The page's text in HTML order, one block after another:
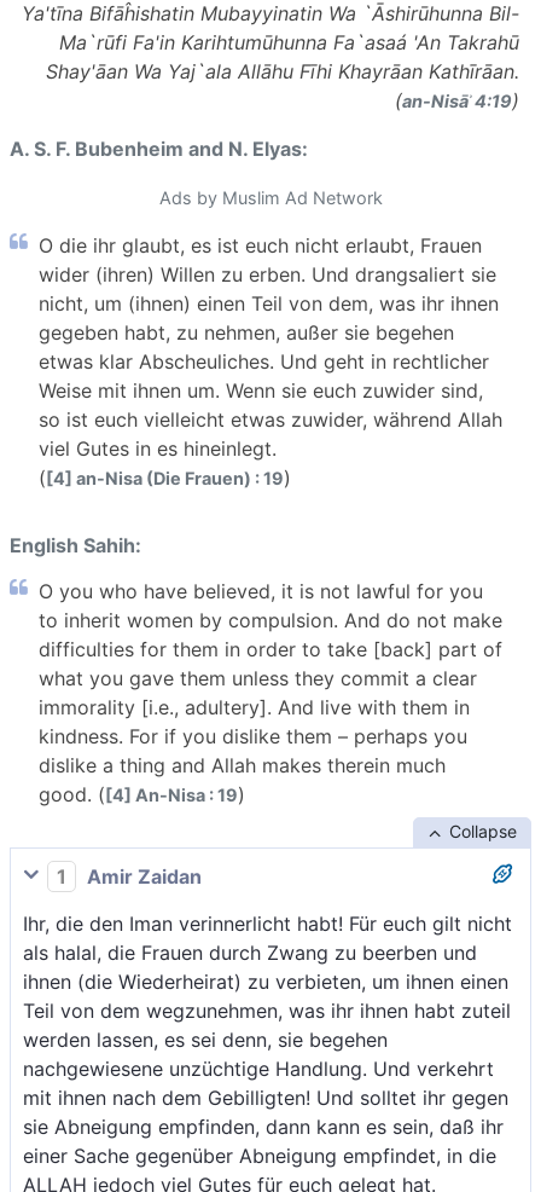
Ya'tīna Bifāĥishatin Mubayyinatin Wa `Āshirūhunna Bil-
Ma`rūfi Fa'in Karihtumūhunna Fa`asaá 'An Takrahū
Shay'āan Wa Yaj`ala Allāhu Fīhi Khayrāan Kathīrāan.
(an-Nisāʾ 4:19)
A. S. F. Bubenheim and N. Elyas:
Ads by Muslim Ad Network
O die ihr glaubt, es ist euch nicht erlaubt, Frauen
wider (ihren) Willen zu erben. Und drangsaliert sie
nicht, um (ihnen) einen Teil von dem, was ihr ihnen
gegeben habt, zu nehmen, außer sie begehen
etwas klar Abscheuliches. Und geht in rechtlicher
Weise mit ihnen um. Wenn sie euch zuwider sind,
so ist euch vielleicht etwas zuwider, während Allah
viel Gutes in es hineinlegt.
([4] an-Nisa (Die Frauen) : 19)
English Sahih:
O you who have believed, it is not lawful for you
to inherit women by compulsion. And do not make
difficulties for them in order to take [back] part of
what you gave them unless they commit a clear
immorality [i.e., adultery]. And live with them in
kindness. For if you dislike them – perhaps you
dislike a thing and Allah makes therein much
good. ([4] An-Nisa : 19)
Collapse
1
Amir Zaidan
Ihr, die den Iman verinnerlicht habt! Für euch gilt nicht
als halal, die Frauen durch Zwang zu beerben und
ihnen (die Wiederheirat) zu verbieten, um ihnen einen
Teil von dem wegzunehmen, was ihr ihnen habt zuteil
werden lassen, es sei denn, sie begehen
nachgewiesene unzüchtige Handlung. Und verkehrt
mit ihnen nach dem Gebilligten! Und solltet ihr gegen
sie Abneigung empfinden, dann kann es sein, daß ihr
einer Sache gegenüber Abneigung empfindet, in die
ALLAH jedoch viel Gutes für euch gelegt hat.